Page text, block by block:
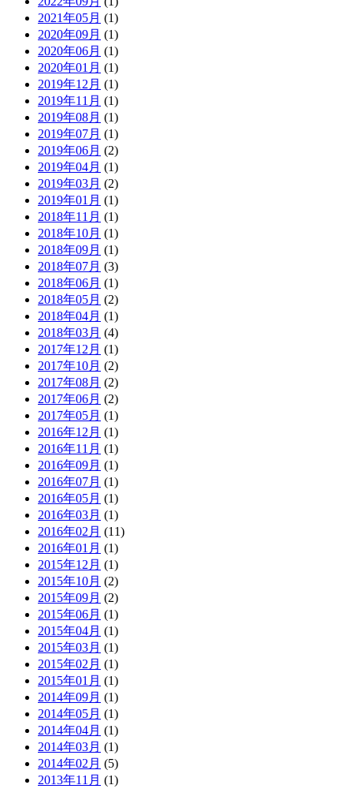
2021年05月 (1)
2020年09月 (1)
2020年06月 (1)
2020年01月 (1)
2019年12月 (1)
2019年11月 (1)
2019年08月 (1)
2019年07月 (1)
2019年06月 (2)
2019年04月 (1)
2019年03月 (2)
2019年01月 (1)
2018年11月 (1)
2018年10月 (1)
2018年09月 (1)
2018年07月 (3)
2018年06月 (1)
2018年05月 (2)
2018年04月 (1)
2018年03月 (4)
2017年12月 (1)
2017年10月 (2)
2017年08月 (2)
2017年06月 (2)
2017年05月 (1)
2016年12月 (1)
2016年11月 (1)
2016年09月 (1)
2016年07月 (1)
2016年05月 (1)
2016年03月 (1)
2016年02月 (11)
2016年01月 (1)
2015年12月 (1)
2015年10月 (2)
2015年09月 (2)
2015年06月 (1)
2015年04月 (1)
2015年03月 (1)
2015年02月 (1)
2015年01月 (1)
2014年09月 (1)
2014年05月 (1)
2014年04月 (1)
2014年03月 (1)
2014年02月 (5)
2013年11月 (1)